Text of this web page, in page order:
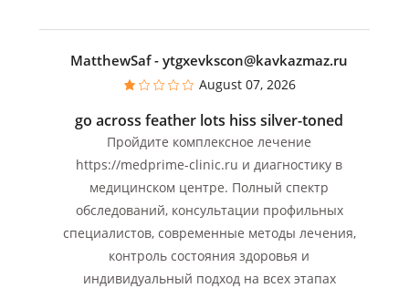
MatthewSaf- ytgxevkscon@kavkazmaz.ru
August 07, 2026
go across feather lots hiss silver-toned
Пройдите комплексное лечение
https://medprime-clinic.ru и диагностику в
медицинском центре. Полный спектр
обследований, консультации профильных
специалистов, современные методы лечения,
контроль состояния здоровья и
индивидуальный подход на всех этапах